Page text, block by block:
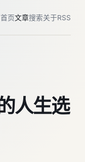
首页文章搜索关于RSS
人生选